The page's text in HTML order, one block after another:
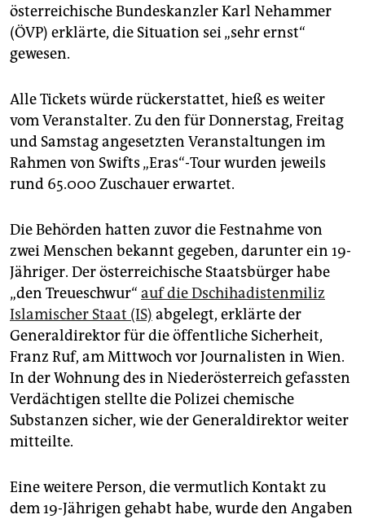
österreichische Bundeskanzler Karl Nehammer
(ÖVP) erklärte, die Situation sei „sehr ernst“
gewesen.
Alle Tickets würde rückerstattet, hieß es weiter
vom Veranstalter. Zu den für Donnerstag, Freitag
und Samstag angesetzten Veranstaltungen im
Rahmen von Swifts „Eras“-Tour wurden jeweils
rund 65.000 Zuschauer erwartet.
Die Behörden hatten zuvor die Festnahme von
zwei Menschen bekannt gegeben, darunter ein 19-
Jähriger. Der österreichische Staatsbürger habe
„den Treueschwur“ auf die Dschihadistenmiliz
Islamischer Staat (IS) abgelegt, erklärte der
Generaldirektor für die öffentliche Sicherheit,
Franz Ruf, am Mittwoch vor Journalisten in Wien.
In der Wohnung des in Niederösterreich gefassten
Verdächtigen stellte die Polizei chemische
Substanzen sicher, wie der Generaldirektor weiter
mitteilte.
Eine weitere Person, die vermutlich Kontakt zu
dem 19-Jährigen gehabt habe, wurde den Angaben